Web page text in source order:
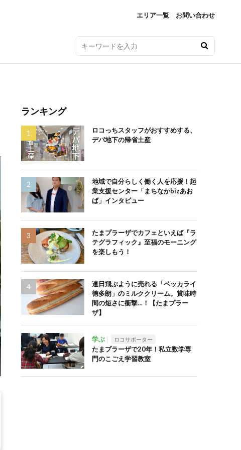
エリア一覧 お問い合わせ
ランキング
ロコっちスタッフがおすすめする、
デパ地下の帰省土産
地域で自分らしく働く人を応援！起
業支援センター「まちなかbizあお
ば」インタビュー
たまプラーザでカフェといえば『ラ
テグラフィック』至福のモーニング
を楽しもう！
連日飛ぶように売れる「ベッカライ
徳多朗」のミルククリーム。賞味時
間の短さに衝撃…！【たまプラー
ザ】
学ぶ ロコサポーター
たまプラーザで20年！私立数学専
門のこごえ学習教室